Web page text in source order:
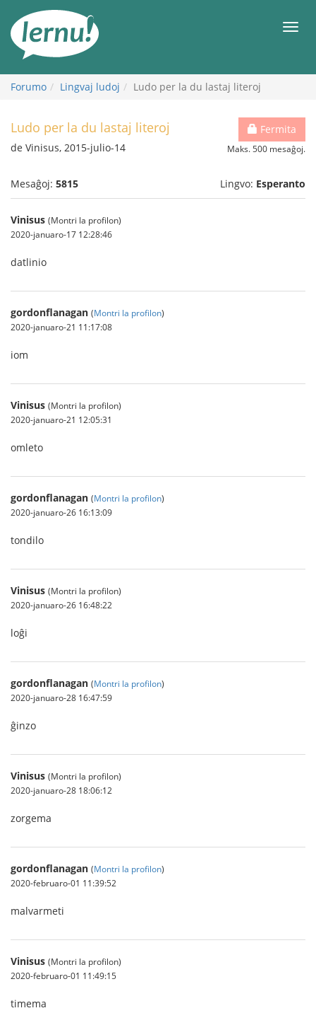
enhavo
Forumo Lingvaj ludoj Ludo per la du lastaj literoj
Fermita
Maks. 500 mesaĝoj.
Ludo per la du lastaj literoj
de Vinisus, 2015-julio-14
Mesaĝoj: 5815 Lingvo: Esperanto
Vinisus (Montri la profilon)
2020-januaro-17 12:28:46
datlinio
gordonflanagan (Montri la profilon)
2020-januaro-21 11:17:08
iom
Vinisus (Montri la profilon)
2020-januaro-21 12:05:31
omleto
gordonflanagan (Montri la profilon)
2020-januaro-26 16:13:09
tondilo
Vinisus (Montri la profilon)
2020-januaro-26 16:48:22
loĝi
gordonflanagan (Montri la profilon)
2020-januaro-28 16:47:59
ĝinzo
Vinisus (Montri la profilon)
2020-januaro-28 18:06:12
zorgema
gordonflanagan (Montri la profilon)
2020-februaro-01 11:39:52
malvarmeti
Vinisus (Montri la profilon)
2020-februaro-01 11:49:15
timema